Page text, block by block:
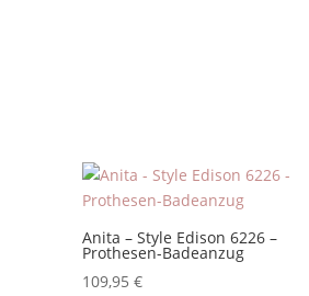
Anita – Style Edison 6226 –
Prothesen-Badeanzug
109,95 €